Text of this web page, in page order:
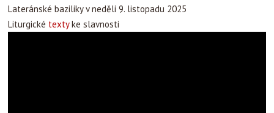
Lateránské baziliky v neděli 9. listopadu 2025
Liturgické textyke slavnosti